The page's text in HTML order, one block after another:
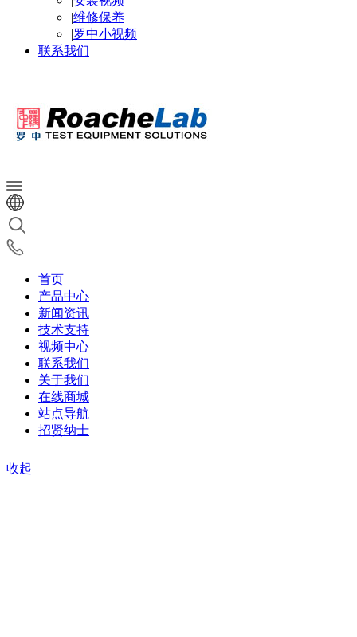
|维修保养
|罗中小视频
联系我们
首页
产品中心
新闻资讯
技术支持
视频中心
联系我们
关于我们
在线商城
站点导航
招贤纳士
收起